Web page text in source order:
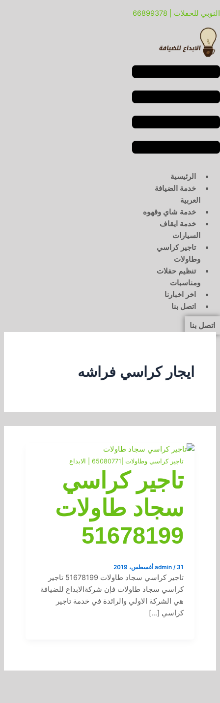
إلى
المحتوى
النوبي للحفلات | 66899378
الرئيسية
خدمة الضيافة
العربية
خدمة شاي وقهوه
خدمة ايقاف
السيارات
تاجير كراسي
وطاولات
تنظيم حفلات
ومناسبات
اخر اخبارنا
اتصل بنا
اتصل بنا
ايجار كراسي فراشه
تاجير كراسي وطاولات |65080771 | الابداع
تاجير كراسي
سجاد طاولات
51678199
admin /31 أغسطس، 2019
تاجير كراسي سجاد طاولات 51678199 تاجير
كراسي سجاد طاولات فإن شركةالابداع للضيافة
هي الشركة الاولي والرائدة في خدمة تاجير
كراسي […]